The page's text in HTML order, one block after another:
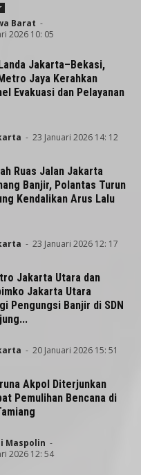
Barat -
2026 10: 05
Jakarta–Bekasi,
Jaya Kerahkan
Evakuasi dan Pelayanan
- 23 Januari 2026 14: 12
Ruas Jalan Jakarta
Banjir, Polantas Turun
Kendalikan Arus Lalu
- 23 Januari 2026 12: 17
Jakarta Utara dan
Jakarta Utara
Pengungsi Banjir di SDN
- 20 Januari 2026 15: 51
Akpol Diterjunkan
Pemulihan Bencana di
Maspolin -
2026 12: 54